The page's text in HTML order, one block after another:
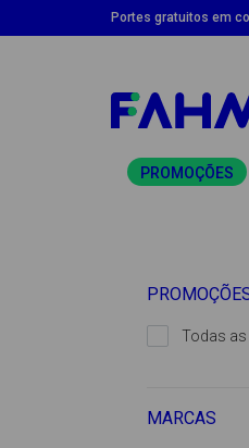
Portes gratuitos em
PROMOÇÕES
Todas
MARCAS